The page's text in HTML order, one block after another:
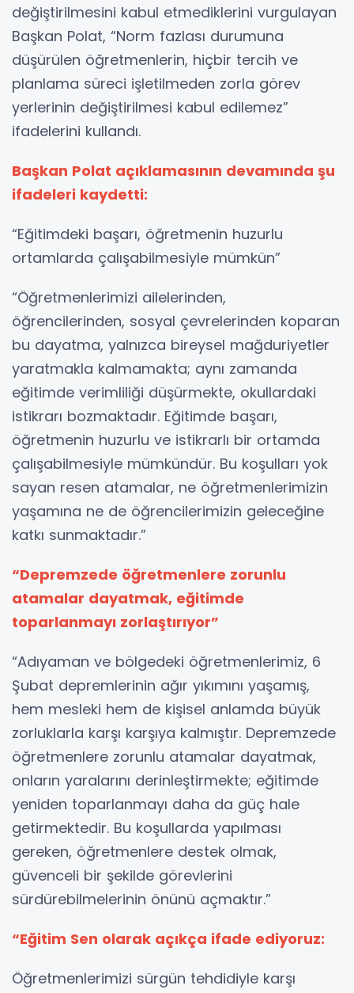
değiştirilmesini kabul etmediklerini vurgulayan
Başkan Polat, “Norm fazlası durumuna
düşürülen öğretmenlerin, hiçbir tercih ve
planlama süreci işletilmeden zorla görev
yerlerinin değiştirilmesi kabul edilemez”
ifadelerini kullandı.
Başkan Polat açıklamasının devamında şu
ifadeleri kaydetti:
“Eğitimdeki başarı, öğretmenin huzurlu
ortamlarda çalışabilmesiyle mümkün”
“Öğretmenlerimizi ailelerinden,
öğrencilerinden, sosyal çevrelerinden koparan
bu dayatma, yalnızca bireysel mağduriyetler
yaratmakla kalmamakta; aynı zamanda
eğitimde verimliliği düşürmekte, okullardaki
istikrarı bozmaktadır. Eğitimde başarı,
öğretmenin huzurlu ve istikrarlı bir ortamda
çalışabilmesiyle mümkündür. Bu koşulları yok
sayan resen atamalar, ne öğretmenlerimizin
yaşamına ne de öğrencilerimizin geleceğine
katkı sunmaktadır.”
“Depremzede öğretmenlere zorunlu
atamalar dayatmak, eğitimde
toparlanmayı zorlaştırıyor”
“Adıyaman ve bölgedeki öğretmenlerimiz, 6
Şubat depremlerinin ağır yıkımını yaşamış,
hem mesleki hem de kişisel anlamda büyük
zorluklarla karşı karşıya kalmıştır. Depremzede
öğretmenlere zorunlu atamalar dayatmak,
onların yaralarını derinleştirmekte; eğitimde
yeniden toparlanmayı daha da güç hale
getirmektedir. Bu koşullarda yapılması
gereken, öğretmenlere destek olmak,
güvenceli bir şekilde görevlerini
sürdürebilmelerinin önünü açmaktır.”
“Eğitim Sen olarak açıkça ifade ediyoruz:
Öğretmenlerimizi sürgün tehdidiyle karşı